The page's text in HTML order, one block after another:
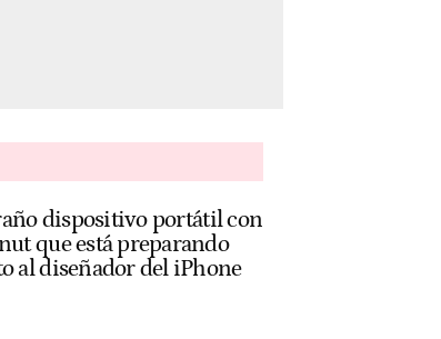
dispositivo portátil con
que está preparando
al diseñador del iPhone